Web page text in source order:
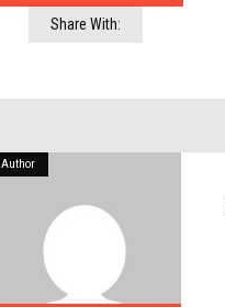
Share With:
Author